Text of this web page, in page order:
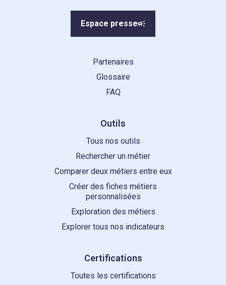
Espace presse
Partenaires
Glossaire
FAQ
Outils
Tous nos outils
Rechercher un métier
Comparer deux métiers entre eux
Créer des fiches métiers
personnalisées
Exploration des métiers
Explorer tous nos indicateurs
Certifications
Toutes les certifications